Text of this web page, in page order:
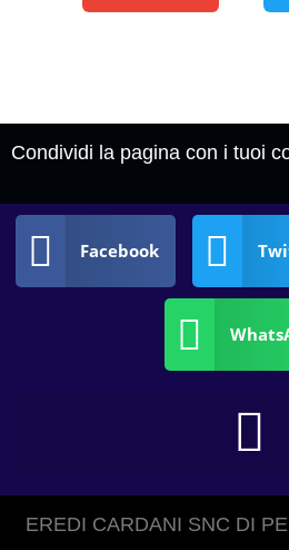
Condividi la pagina con i tuoi
Facebook
EREDI CARDANI SNC DI